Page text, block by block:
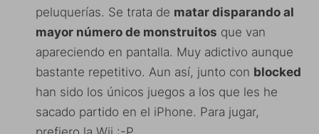
peluquerías. Se trata de matar disparando al
mayor número de monstruitos que van
apareciendo en pantalla. Muy adictivo aunque
bastante repetitivo. Aun así, junto con blocked
han sido los únicos juegos a los que les he
sacado partido en el iPhone. Para jugar,